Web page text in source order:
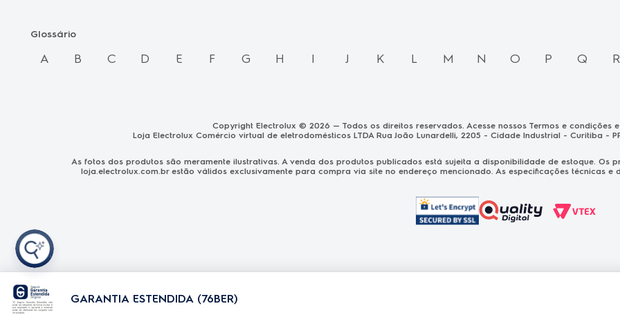
GARANTIA ESTENDIDA (76BER)
Glossário
A B C D E F G H I J K L M N O P Q R
Copyright Electrolux © 2026 — Todos os direitos reservados. Acesse nossos Termos e condições
Loja Electrolux Comércio virtual de eletrodomésticos LTDA Rua João Lunardelli, 2205 - Cidade Industrial - Curitiba - PR
As fotos dos produtos são meramente ilustrativas. A venda dos produtos publicados está sujeita a disponibilidade de estoque. Os
loja.electrolux.com.brestão válidos exclusivamente para compra via site no endereço mencionado. As especificações técnicas e